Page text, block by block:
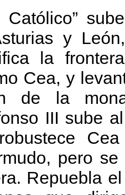
Católico”
y
la
Cea, y
de la
III sube
pero
Repuebla